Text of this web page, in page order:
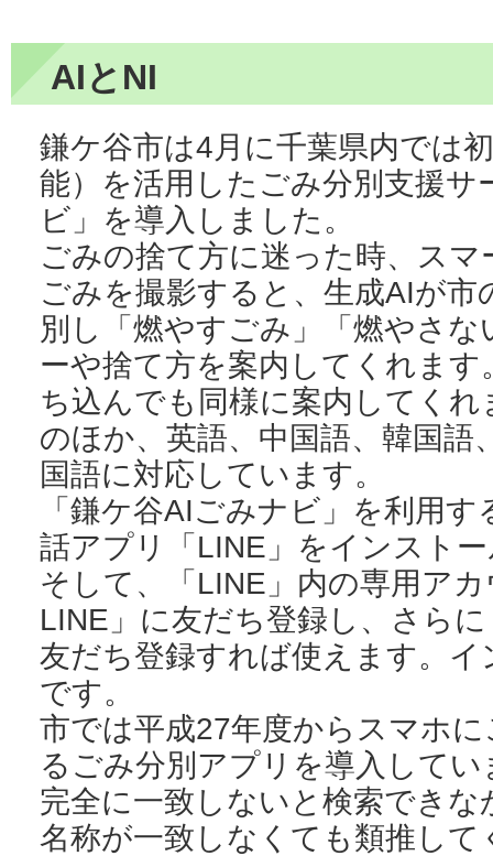
AIとNI
鎌ケ谷市は4月に千葉県内では
能）を活用したごみ分別支援
ビ」を導入しました。
ごみの捨て方に迷った時、ス
ごみを撮影すると、生成AIが市
別し「燃やすごみ」「燃やさ
ーや捨て方を案内してくれま
ち込んでも同様に案内してく
のほか、英語、中国語、韓国語
国語に対応しています。
「鎌ケ谷AIごみナビ」を利用
話アプリ「LINE」をインスト
そして、「LINE」内の専用ア
LINE」に友だち登録し、さら
友だち登録すれば使えます。
です。
市では平成27年度からスマホ
るごみ分別アプリを導入して
完全に一致しないと検索でき
名称が一致しなくても類推し